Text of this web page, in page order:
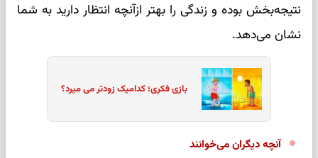
نتیجه‌بخش بوده و زندگی را بهتر ازآنچه انتظار دارید به شما
نشان می‌دهد.
بازی فکری؛ کدامیک زودتر می میرد؟
آنچه دیگران می‌خوانند